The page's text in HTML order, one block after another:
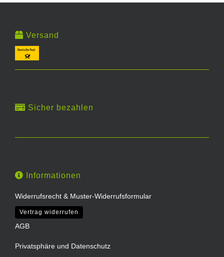
Versand
Sicher bezahlen
Informationen
Widerrufsrecht & Muster-Widerrufsformular
Vertrag widerrufen
AGB
Privatsphäre und Datenschutz